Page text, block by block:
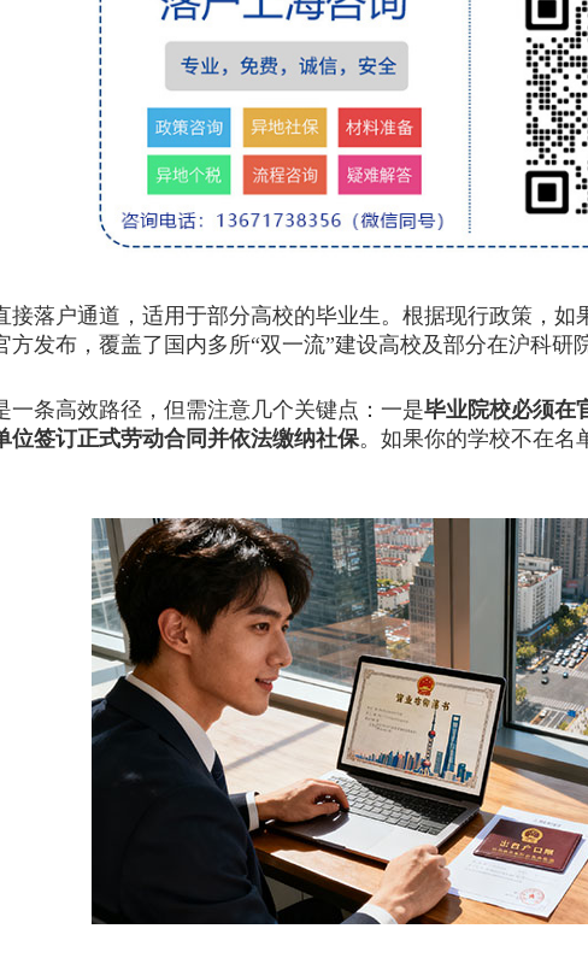
户通道，适用于部分高校的毕业生。根据现行政策，如
发布，覆盖了国内多所“双一流”建设高校及部分在沪科研
条高效路径，但需注意几个关键点：一是毕业院校必须在
位签订正式劳动合同并依法缴纳社保。如果你的学校不在名